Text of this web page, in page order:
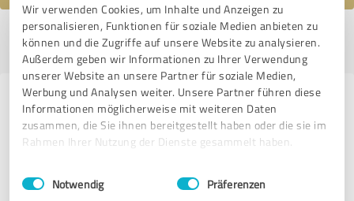
Wir verwenden Cookies, um Inhalte und Anzeigen zu
personalisieren, Funktionen für soziale Medien anbieten zu
können und die Zugriffe auf unsere Website zu analysieren.
Außerdem geben wir Informationen zu Ihrer Verwendung
unserer Website an unsere Partner für soziale Medien,
Werbung und Analysen weiter. Unsere Partner führen diese
Informationen möglicherweise mit weiteren Daten
zusammen, die Sie ihnen bereitgestellt haben oder die sie im
Rahmen Ihrer Nutzung der Dienste gesammelt haben.
Impressum Datenschutzbestimmungen
Einwilligungsauswahl
Notwendig Präferenzen
Profil aktiv seit 08.12.2016 | Letzte Aktualisierung: 22.05.2023
melden
Erfahrungen zu weiteren
Anbietern aus dem Bereich Online
Marketing
Susanne Poberschin - Onlinewerkstatt